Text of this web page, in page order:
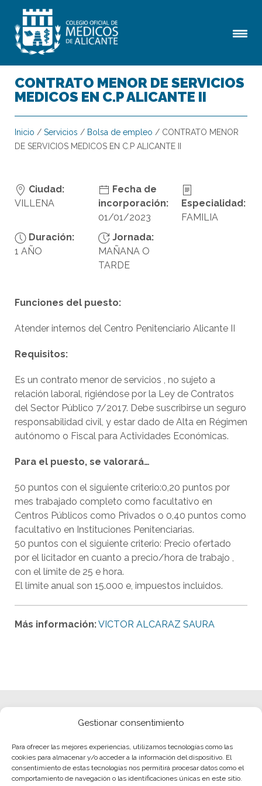
Gestionar consentimiento
Para ofrecer las mejores experiencias, utilizamos tecnologías como las
cookies para almacenar y/o acceder a la información del dispositivo. El
consentimiento de estas tecnologías nos permitirá procesar datos como el
comportamiento de navegación o las identificaciones únicas en este sitio.
CONTRATO MENOR DE SERVICIOS
MEDICOS EN C.P ALICANTE II
Inicio / Servicios / Bolsa de empleo / CONTRATO MENOR
DE SERVICIOS MEDICOS EN C.P ALICANTE II
Ciudad:
VILLENA
Fecha de
incorporación:
01/01/2023
Especialidad:
FAMILIA
Duración:
1 AÑO
Jornada:
MAÑANA O
TARDE
Funciones del puesto:
Atender internos del Centro Penitenciario Alicante II
Requisitos:
Es un contrato menor de servicios , no sujeto a
relación laboral, rigiéndose por la Ley de Contratos
del Sector Público 7/2017. Debe suscribirse un seguro
responsabilidad civil, y estar dado de Alta en Régimen
autónomo o Fiscal para Actividades Económicas.
Para el puesto, se valorará…
50 puntos con el siguiente criterio:0,20 puntos por
mes trabajado completo como facultativo en
Centros Públicos como Privados o 0,40 puntos como
facultativo en Instituciones Penitenciarias.
50 puntos con el siguiente criterio: Precio ofertado
por el licitador en cuanto a precio/hora de trabajo ,
con el límite de 25 e hora.
El límite anual son 15.000 e, impuestos incluidos.
Más información:VICTOR ALCARAZ SAURA